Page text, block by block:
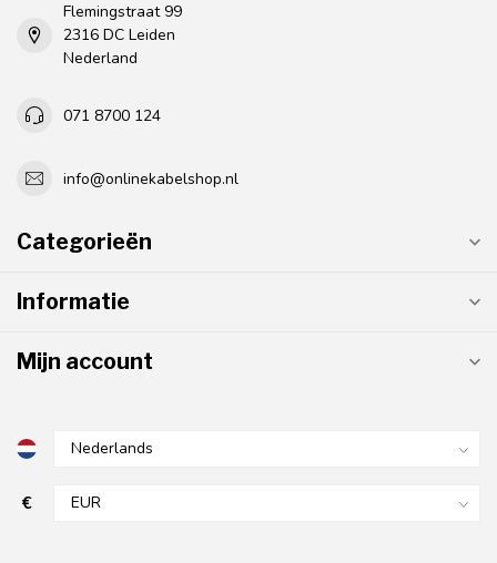
Flemingstraat 99
2316 DC Leiden
Nederland
071 8700 124
info@onlinekabelshop.nl
Categorieën
Informatie
Mijn account
€